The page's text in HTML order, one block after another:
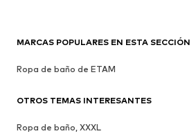
MARCAS POPULARES EN ESTA SECCIÓN
Ropa de baño de ETAM
OTROS TEMAS INTERESANTES
Ropa de baño, XXXL